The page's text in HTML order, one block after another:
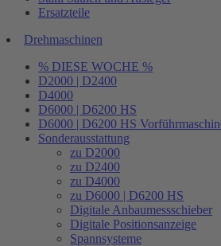
Ersatzteile
Drehmaschinen
% DIESE WOCHE %
D2000 | D2400
D4000
D6000 | D6200 HS
D6000 | D6200 HS
Sonderausstattung
zu D2000
zu D2400
zu D4000
zu D6000 | D6200 HS
Digitale Anbaumessschieber
Digitale Positionsanzeige
Spannsysteme